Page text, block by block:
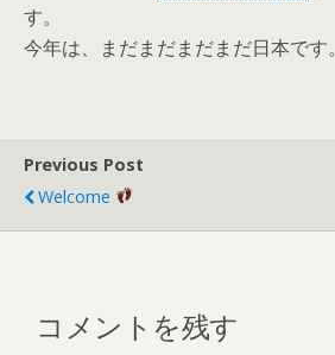
す。
今年は、まだまだまだまだ日本です。
Previous Post
Welcome
コメントを残す